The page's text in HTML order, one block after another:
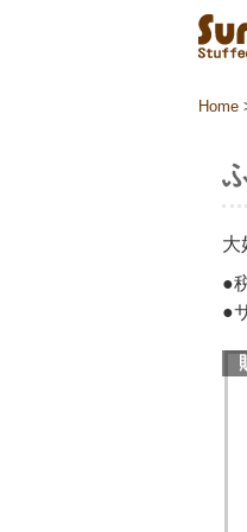
Home
大
●
●